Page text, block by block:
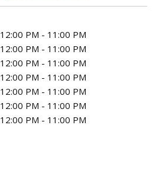
12:00 PM - 11:00 PM
12:00 PM - 11:00 PM
12:00 PM - 11:00 PM
12:00 PM - 11:00 PM
12:00 PM - 11:00 PM
12:00 PM - 11:00 PM
12:00 PM - 11:00 PM